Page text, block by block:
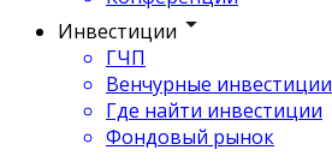
Инвестиции
ГЧП
Венчурные инвестиции
Где найти инвестиции
Фондовый рынок